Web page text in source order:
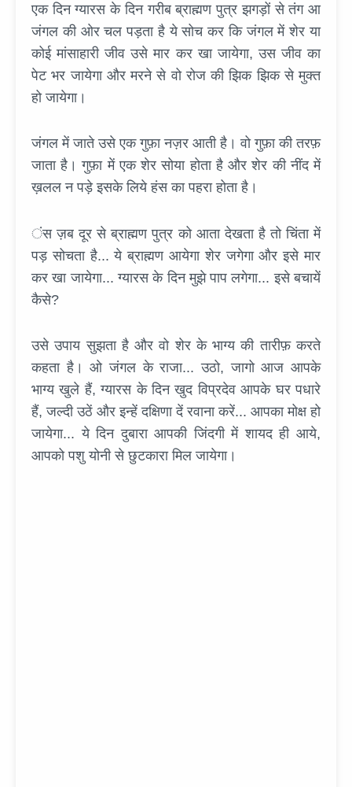
एक दिन ग्यारस के दिन गरीब ब्राह्मण पुत्र झगड़ों से तंग आ
जंगल की ओर चल पड़ता है ये सोच कर कि जंगल में शेर या
कोई मांसाहारी जीव उसे मार कर खा जायेगा, उस जीव का
पेट भर जायेगा और मरने से वो रोज की झिक झिक से मुक्त
हो जायेगा।
जंगल में जाते उसे एक गुफ़ा नज़र आती है। वो गुफ़ा की तरफ़
जाता है। गुफ़ा में एक शेर सोया होता है और शेर की नींद में
ख़लल न पड़े इसके लिये हंस का पहरा होता है।
ंस ज़ब दूर से ब्राह्मण पुत्र को आता देखता है तो चिंता में
पड़ सोचता है... ये ब्राह्मण आयेगा शेर जगेगा और इसे मार
कर खा जायेगा... ग्यारस के दिन मुझे पाप लगेगा... इसे बचायें
कैसे?
उसे उपाय सुझता है और वो शेर के भाग्य की तारीफ़ करते
कहता है। ओ जंगल के राजा... उठो, जागो आज आपके
भाग्य खुले हैं, ग्यारस के दिन खुद विप्रदेव आपके घर पधारे
हैं, जल्दी उठें और इन्हें दक्षिणा दें रवाना करें... आपका मोक्ष हो
जायेगा... ये दिन दुबारा आपकी जिंदगी में शायद ही आये,
आपको पशु योनी से छुटकारा मिल जायेगा।